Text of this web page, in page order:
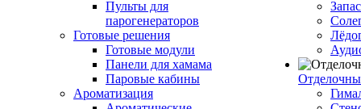
Пульты для
парогенераторов
Готовые решения
Готовые модули
Панели для хамама
Паровые кабины
Ароматизация